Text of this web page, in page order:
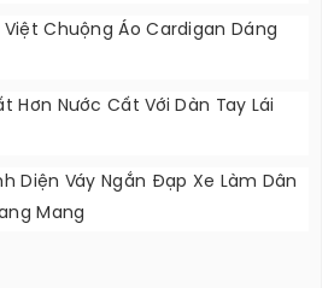
Việt Chuộng Áo Cardigan Dáng
Hơn Nước Cất Với Dàn Tay Lái
Diện Váy Ngắn Đạp Xe Làm Dân
Mang